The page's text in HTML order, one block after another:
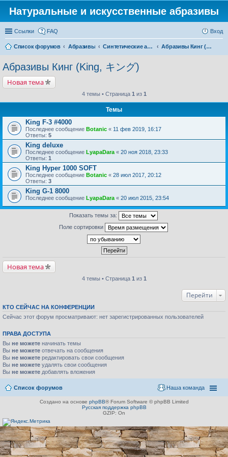
Натуральные и искусственные абразивы
Ссылки FAQ Вход
Список форумов Абразивы Синтетические абразивы Абразивы Кинг (King, キング)
Абразивы Кинг (King, キング)
Новая тема
4 темы • Страница 1 из 1
Темы
King F-3 #4000
Последнее сообщение Botanic « 11 фев 2019, 16:17
Ответы: 5
King deluxe
Последнее сообщение LyapaDara « 20 ноя 2018, 23:33
Ответы: 1
King Hyper 1000 SOFT
Последнее сообщение Botanic « 28 июл 2017, 20:12
Ответы: 3
King G-1 8000
Последнее сообщение LyapaDara « 20 июл 2015, 23:54
Показать темы за:
Поле сортировки
Новая тема
4 темы • Страница 1 из 1
Перейти
КТО СЕЙЧАС НА КОНФЕРЕНЦИИ
Сейчас этот форум просматривают: нет зарегистрированных пользователей
ПРАВА ДОСТУПА
Вы не можете начинать темы
Вы не можете отвечать на сообщения
Вы не можете редактировать свои сообщения
Вы не можете удалять свои сообщения
Вы не можете добавлять вложения
Список форумов Наша команда
Создано на основе phpBB® Forum Software © phpBB Limited
Русская поддержка phpBB
GZIP: On